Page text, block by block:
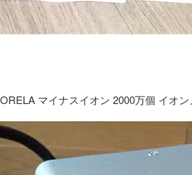
ORELA マイナスイオン 2000万個 イオ